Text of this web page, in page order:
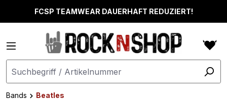
springenFCSP TEAMWEAR DAUERHAFT REDUZIERT!
Bands
Beatles